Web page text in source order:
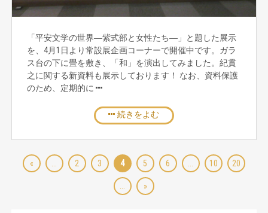
「平安文学の世界―紫式部と女性たち―」と題した展示
を、4月1日より常設展企画コーナーで開催中です。ガラ
ス台の下に畳を敷き、「和」を演出してみました。紀貫
之に関する新資料も展示しております！ なお、資料保護
のため、定期的に
続きをよむ
« ... 2 3 4 5 6 ... 10 20
... »